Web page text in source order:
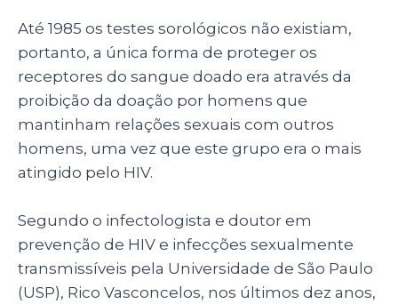
Até 1985 os testes sorológicos não existiam,
portanto, a única forma de proteger os
receptores do sangue doado era através da
proibição da doação por homens que
mantinham relações sexuais com outros
homens, uma vez que este grupo era o mais
atingido pelo HIV.
Segundo o infectologista e doutor em
prevenção de HIV e infecções sexualmente
transmissíveis pela Universidade de São Paulo
(USP), Rico Vasconcelos, nos últimos dez anos,